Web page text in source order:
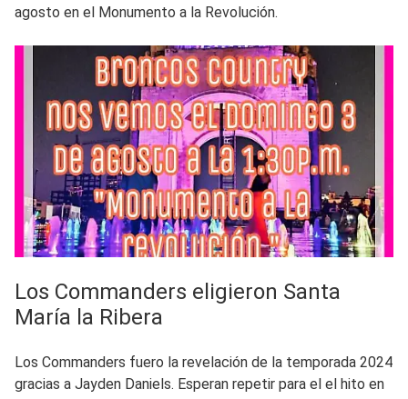
agosto en el Monumento a la Revolución.
Los Commanders eligieron Santa
María la Ribera
Los Commanders fuero la revelación de la temporada 2024
gracias a Jayden Daniels. Esperan repetir para el el hito en